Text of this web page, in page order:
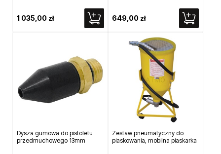
1 035,00 zł 649,00 zł
Dysza gumowa do pistoletu
przedmuchowego 13mm
Zestaw pneumatyczny do
piaskowania, mobilna piaskarka